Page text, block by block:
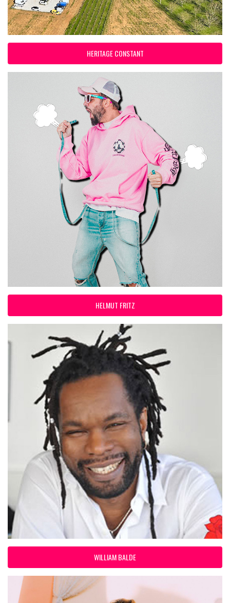
HERITAGE CONSTANT
HELMUT FRITZ
WILLIAM BALDE